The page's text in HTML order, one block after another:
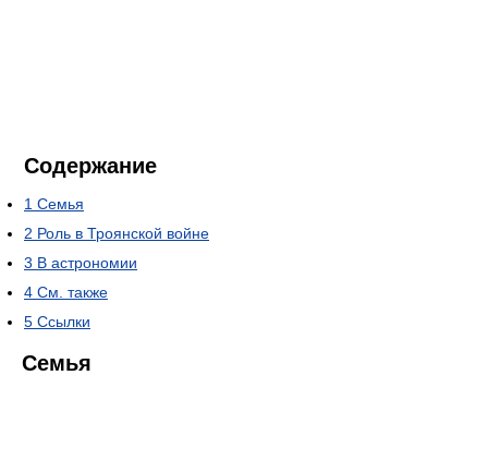
Содержание
1 Семья
2 Роль в Троянской войне
3 В астрономии
4 См. также
5 Ссылки
Семья